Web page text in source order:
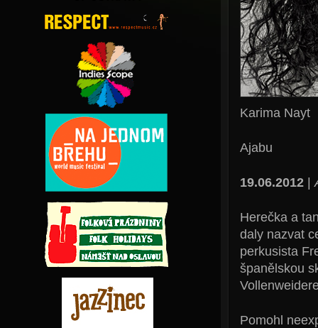
Karima Nayt
Ajabu
19.06.2012|
Herečka a
daly nazvat
perkusista
španělskou
Pomohl